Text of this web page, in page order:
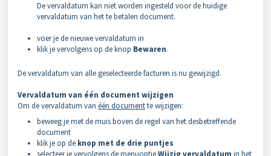
De vervaldatum kan niet worden ingesteld voor de huidige
vervaldatum van het te betalen document.
voer je de nieuwe vervaldatum in
klik je vervolgens op de knop Bewaren.
De vervaldatum van alle geselecteerde facturen is nu gewijzigd.
Vervaldatum van één document wijzigen
Om de vervaldatum van één documentte wijzigen:
beweeg je met de muis boven de regel van het desbetreffende
document
klik je op de knop met de drie puntjes